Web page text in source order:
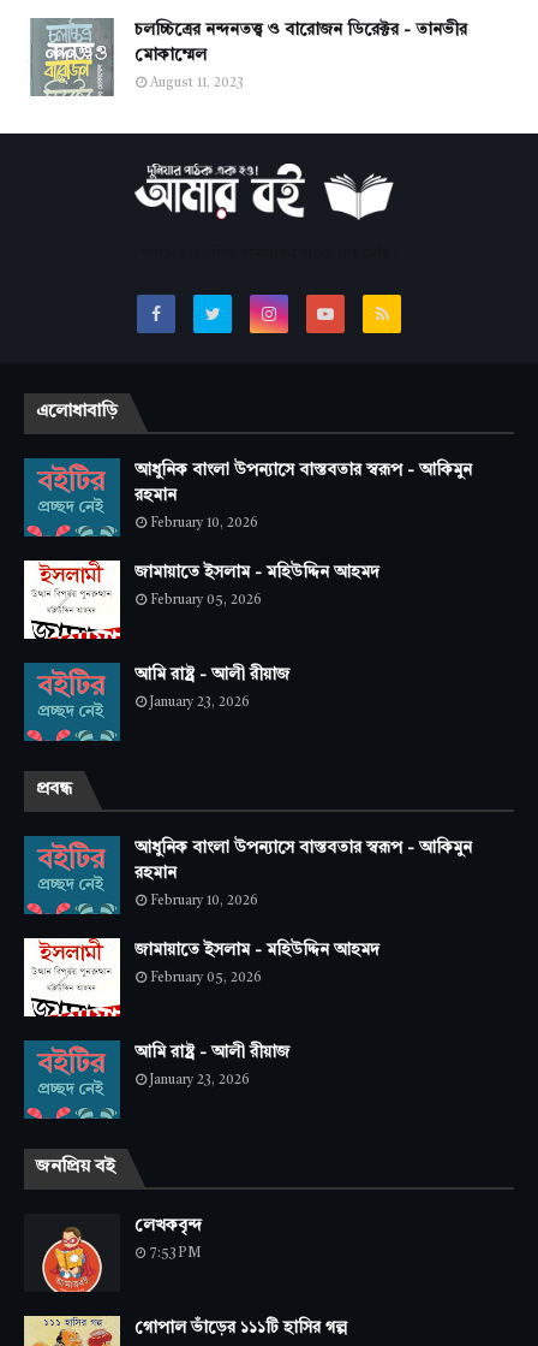
চলচ্চিত্রের নন্দনতত্ত্ব ও বারোজন ডিরেক্টর - তানভীর
মোকাম্মেল
August 11, 2023
এলোধাবাড়ি
আধুনিক বাংলা উপন্যাসে বাস্তবতার স্বরূপ - আকিমুন
রহমান
February 10, 2026
জামায়াতে ইসলাম - মহিউদ্দিন আহমদ
February 05, 2026
আমি রাষ্ট্র - আলী রীয়াজ
January 23, 2026
প্রবন্ধ
আধুনিক বাংলা উপন্যাসে বাস্তবতার স্বরূপ - আকিমুন
রহমান
February 10, 2026
জামায়াতে ইসলাম - মহিউদ্দিন আহমদ
February 05, 2026
আমি রাষ্ট্র - আলী রীয়াজ
January 23, 2026
জনপ্রিয় বই
লেখকবৃন্দ
7:53 PM
গোপাল ভাঁড়ের ১১১টি হাসির গল্প